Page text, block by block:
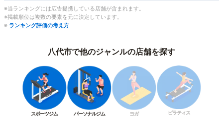
※当ランキングには広告提携している店舗が含まれます。
※掲載順位は複数の要素を元に決定しています。
※ ランキング評価の考え方
八代市で他のジャンルの店舗を探す
スポーツジム パーソナルジム ヨガ ピラティス